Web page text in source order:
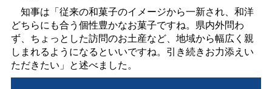
知事は「従来の和菓子のイメージから一新され、和洋
どちらにも合う個性豊かなお菓子ですね。県内外問わ
ず、ちょっとした訪問のお土産など、地域から幅広く親
しまれるようになるといいですね。引き続きお力添えい
ただきたい」と述べました。